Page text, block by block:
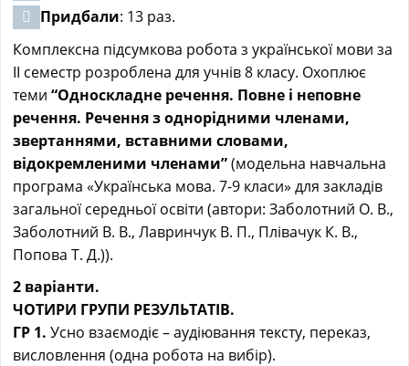
Придбали: 13 раз.
Комплексна підсумкова робота з української мови за
ІІ семестр розроблена для учнів 8 класу. Охоплює
теми “Односкладне речення. Повне і неповне
речення. Речення з однорідними членами,
звертаннями, вставними словами,
відокремленими членами”(модельна навчальна
програма «Українська мова. 7-9 класи» для закладів
загальної середньої освіти (автори: Заболотний О. В.,
Заболотний В. В., Лавринчук В. П., Плівачук К. В.,
Попова Т. Д.)).
2 варіанти.
ЧОТИРИ ГРУПИ РЕЗУЛЬТАТІВ.
ГР 1. Усно взаємодіє – аудіювання тексту, переказ,
висловлення (одна робота на вибір).